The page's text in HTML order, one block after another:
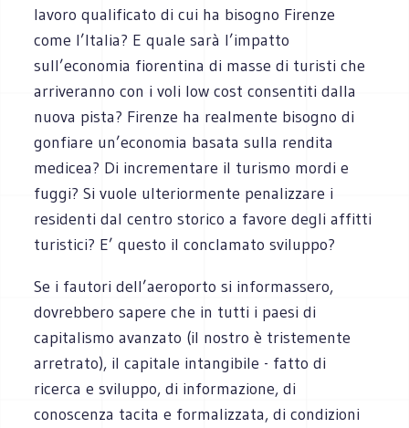
lavoro qualificato di cui ha bisogno Firenze
come l’Italia? E quale sarà l’impatto
sull’economia fiorentina di masse di turisti che
arriveranno con i voli low cost consentiti dalla
nuova pista? Firenze ha realmente bisogno di
gonfiare un’economia basata sulla rendita
medicea? Di incrementare il turismo mordi e
fuggi? Si vuole ulteriormente penalizzare i
residenti dal centro storico a favore degli affitti
turistici? E’ questo il conclamato sviluppo?
Se i fautori dell’aeroporto si informassero,
dovrebbero sapere che in tutti i paesi di
capitalismo avanzato (il nostro è tristemente
arretrato), il capitale intangibile - fatto di
ricerca e sviluppo, di informazione, di
conoscenza tacita e formalizzata, di condizioni